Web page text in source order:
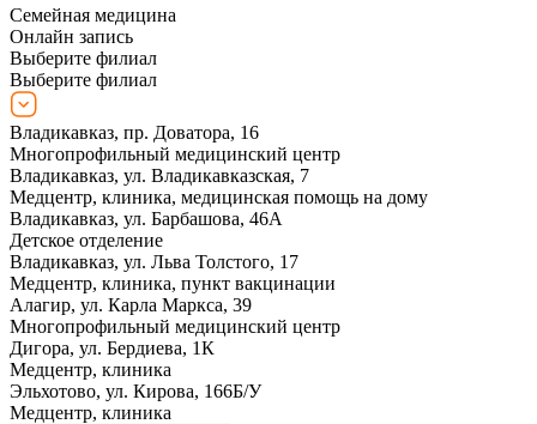
Семейная медицина
Онлайн запись
Выберите филиал
Выберите филиал
Владикавказ, пр. Доватора, 16
Многопрофильный медицинский центр
Владикавказ, ул. Владикавказская, 7
Медцентр, клиника, медицинская помощь на дому
Владикавказ, ул. Барбашова, 46А
Детское отделение
Владикавказ, ул. Льва Толстого, 17
Медцентр, клиника, пункт вакцинации
Алагир, ул. Карла Маркса, 39
Многопрофильный медицинский центр
Дигора, ул. Бердиева, 1К
Медцентр, клиника
Эльхотово, ул. Кирова, 166Б/У
Медцентр, клиника